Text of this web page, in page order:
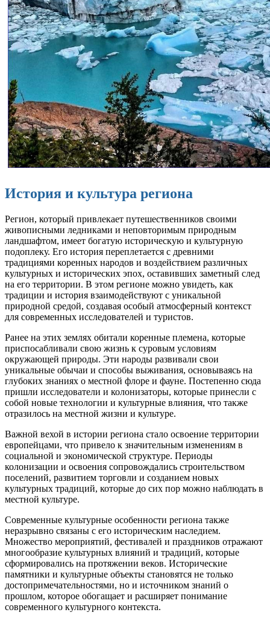
История и культура региона
Регион, который привлекает путешественников своими
живописными ледниками и неповторимым природным
ландшафтом, имеет богатую историческую и культурную
подоплеку. Его история переплетается с древними
традициями коренных народов и воздействием различных
культурных и исторических эпох, оставивших заметный след
на его территории. В этом регионе можно увидеть, как
традиции и история взаимодействуют с уникальной
природной средой, создавая особый атмосферный контекст
для современных исследователей и туристов.
Ранее на этих землях обитали коренные племена, которые
приспосабливали свою жизнь к суровым условиям
окружающей природы. Эти народы развивали свои
уникальные обычаи и способы выживания, основываясь на
глубоких знаниях о местной флоре и фауне. Постепенно сюда
пришли исследователи и колонизаторы, которые принесли с
собой новые технологии и культурные влияния, что также
отразилось на местной жизни и культуре.
Важной вехой в истории региона стало освоение территории
европейцами, что привело к значительным изменениям в
социальной и экономической структуре. Периоды
колонизации и освоения сопровождались строительством
поселений, развитием торговли и созданием новых
культурных традиций, которые до сих пор можно наблюдать в
местной культуре.
Современные культурные особенности региона также
неразрывно связаны с его историческим наследием.
Множество мероприятий, фестивалей и праздников отражают
многообразие культурных влияний и традиций, которые
сформировались на протяжении веков. Исторические
памятники и культурные объекты становятся не только
достопримечательностями, но и источником знаний о
прошлом, которое обогащает и расширяет понимание
современного культурного контекста.